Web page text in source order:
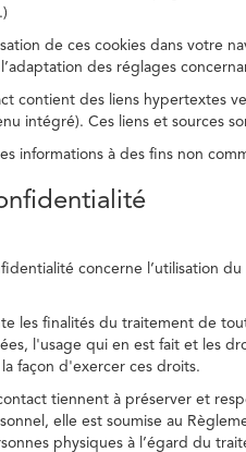
de ces cookies dans votre
des réglages
contient des liens hypertextes
intégré). Ces liens et sources
informations à des fins non
concerne l’utilisation
les finalités du traitement de
l'usage qui en est fait et les
façon d'exercer ces droits.
tiennent à préserver et
elle est soumise au
physiques à l’égard du